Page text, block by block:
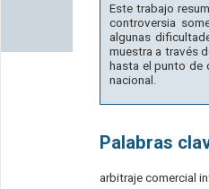
Este trabajo
controversia
algunas
muestra a través
hasta el punto de
nacional.
Palabras
arbitraje comercial